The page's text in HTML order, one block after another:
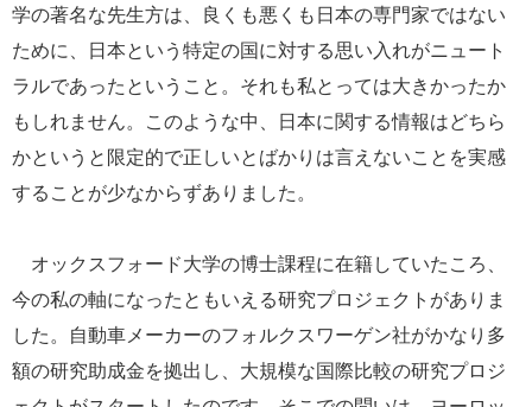
学の著名な先生方は、良くも悪くも日本の専門家ではない
ために、日本という特定の国に対する思い入れがニュート
ラルであったということ。それも私とっては大きかったか
もしれません。このような中、日本に関する情報はどちら
かというと限定的で正しいとばかりは言えないことを実感
することが少なからずありました。
オックスフォード大学の博士課程に在籍していたころ、
今の私の軸になったともいえる研究プロジェクトがありま
した。自動車メーカーのフォルクスワーゲン社がかなり多
額の研究助成金を拠出し、大規模な国際比較の研究プロジ